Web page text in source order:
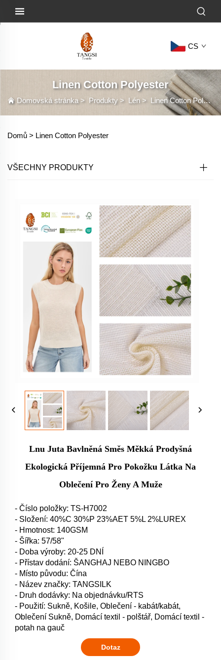
CS
Linen Cotton Polyester
Domovská stránka> Produkty> Lén> Linen Cotton Polyester
Domů > Linen Cotton Polyester
VŠECHNY PRODUKTY
Lnu Juta Bavlněná Směs Měkká Prodyšná
Ekologická Příjemná Pro Pokožku Látka Na
Oblečení Pro Ženy A Muže
- Číslo položky: TS-H7002
- Složení: 40%C 30%P 23%AET 5%L 2%LUREX
- Hmotnost: 140GSM
- Šířka: 57/58"
- Doba výroby: 20-25 DNÍ
- Přístav dodání: ŠANGHAJ NEBO NINGBO
- Místo původu: Čína
- Název značky: TANGSILK
- Druh dodávky: Na objednávku/RTS
- Použití: Sukně, Košile, Oblečení - kabát/kabát,
Oblečení Sukně, Domácí textil - polštář, Domácí textil -
potah na gauč
Dotaz